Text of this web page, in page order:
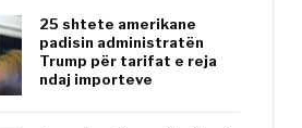
25 shtete amerikane
padisin administratën
Trump për tarifat e reja
ndaj importeve